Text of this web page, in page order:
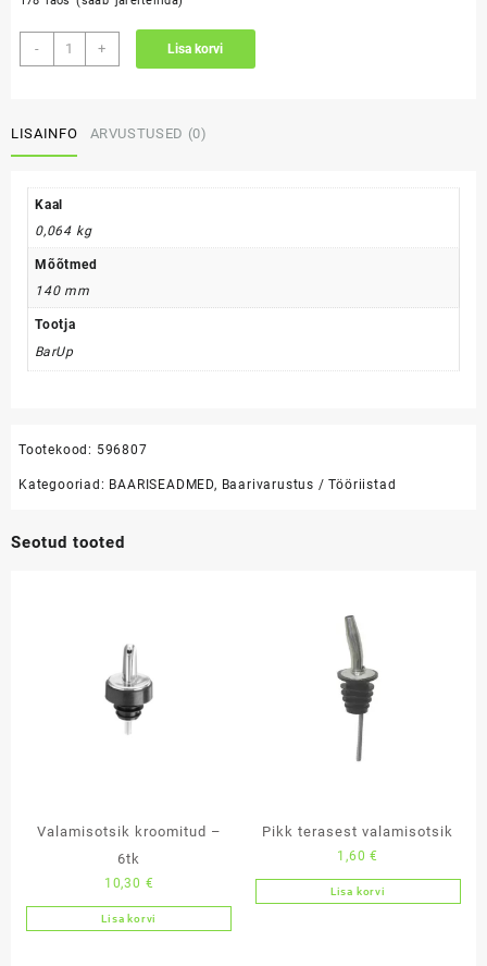
-
Mitmefunktsiooniline
korgitser
+ Lisa korvi
LISAINFO ARVUSTUSED (0)
Kaal
0,064 kg
Mõõtmed
140 mm
Tootja
BarUp
Tootekood: 596807
Kategooriad: BAARISEADMED, Baarivarustus / Tööriistad
Seotud tooted
Valamisotsik kroomitud –
6tk
10,30 €
Lisa korvi
Pikk terasest valamisotsik
1,60€
Lisa korvi